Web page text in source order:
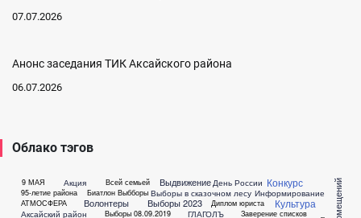
07.07.2026
Анонс заседания ТИК Аксайского района
06.07.2026
Облако тэгов
9 МАЯ
95-летие района
АТМОСФЕРА
Аксайский район
Акция
Биатлон
Волонтеры
Всей семьей
Выбборы
Выборы 08.09.2019
Выборы 2023
Выборы в сказочном лесу
Выдвижение
ГЛАГОЛЪ
День России
Диплом юриста
Заверение списков
Информирование
Конкурс
Культура